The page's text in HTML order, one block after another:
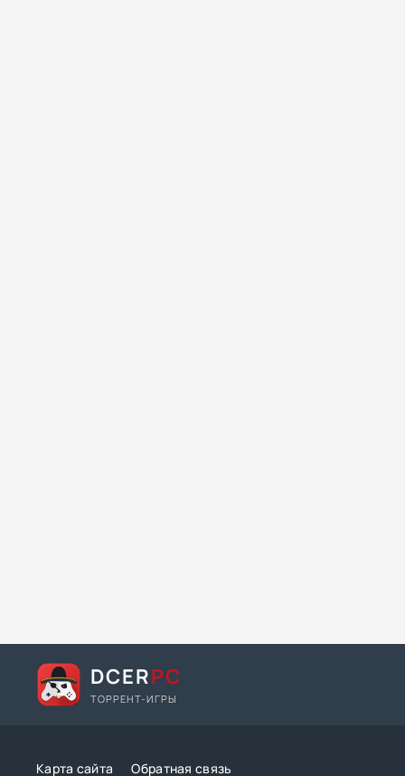
DCERPC
ТОРРЕНТ-ИГРЫ
Карта сайта Обратная связь